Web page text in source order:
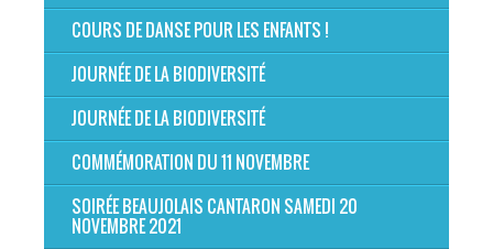
COURS DE DANSE POUR LES ENFANTS !
JOURNÉE DE LA BIODIVERSITÉ
JOURNÉE DE LA BIODIVERSITÉ
COMMÉMORATION DU 11 NOVEMBRE
SOIRÉE BEAUJOLAIS CANTARON SAMEDI 20
NOVEMBRE 2021